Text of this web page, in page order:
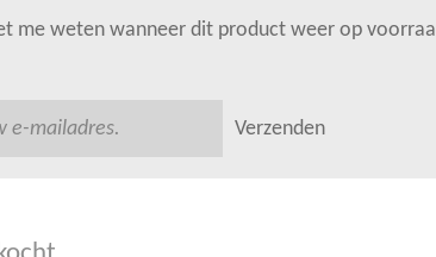
me weten wanneer dit product weer op
Verzenden